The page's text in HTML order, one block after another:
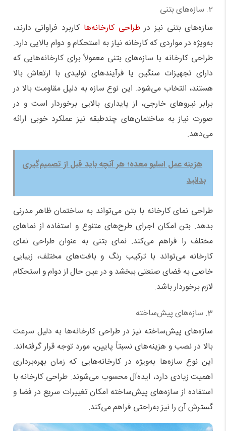
2. سازه‌های بتنی
سازه‌های بتنی نیز درطراحی کارخانه‌ها کاربرد فراوانی دارند،
به‌ویژه در مواردی که کارخانه نیاز به استحکام و دوام بالایی دارد.
طراحی کارخانه با سازه‌های بتنی معمولاً برای کارخانه‌هایی که
دارای تجهیزات سنگین یا فرآیندهای تولیدی با ارتعاش بالا
هستند، انتخاب می‌شود. این نوع سازه به دلیل مقاومت بالا در
برابر نیروهای خارجی، از پایداری بالایی برخوردار است و در
صورت نیاز به ساختمان‌های چندطبقه نیز عملکرد خوبی ارائه
می‌دهد.
هزینه عمل اسلیو معده؛ هر آنچه باید قبل از تصمیم‌گیری
بدانید
طراحی نمای کارخانه با بتن می‌تواند به ساختمان ظاهر مدرنی
بدهد. بتن امکان اجرای طرح‌های متنوع و استفاده از نماهای
مختلف را فراهم می‌کند. نمای بتنی به عنوان طراحی نمای
کارخانه می‌تواند با ترکیب رنگ و بافت‌های مختلف، زیبایی
خاصی به فضای صنعتی ببخشد و در عین حال از دوام و استحکام
لازم برخوردار باشد.
3. سازه‌های پیش‌ساخته
سازه‌های پیش‌ساخته نیز در طراحی کارخانه‌ها به دلیل سرعت
بالا در نصب و هزینه‌های نسبتاً پایین، مورد توجه قرار گرفته‌اند.
این نوع سازه‌ها به‌ویژه در کارخانه‌هایی که زمان بهره‌برداری
اهمیت زیادی دارد، ایده‌آل محسوب می‌شوند. طراحی کارخانه با
استفاده از سازه‌های پیش‌ساخته امکان تغییرات سریع در فضا و
گسترش آن را نیز به‌راحتی فراهم می‌کند.